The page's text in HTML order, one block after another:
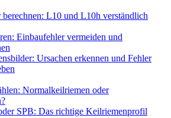
berechnen: L10 und L10h verständlich
Einbaufehler vermeiden und
Ursachen erkennen und Fehler
Normalkeilriemen oder
SPB: Das richtige Keilriemenprofil